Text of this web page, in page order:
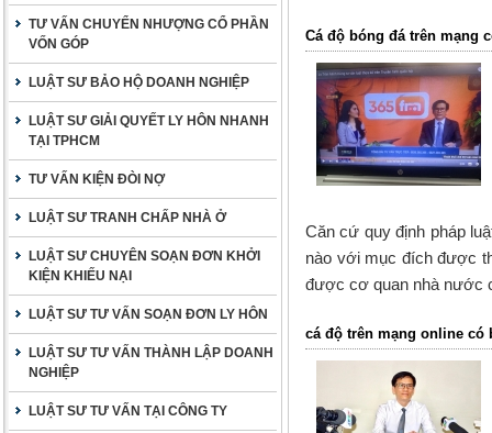
TƯ VẤN CHUYỂN NHƯỢNG CỔ PHẦN
VỐN GÓP
LUẬT SƯ BẢO HỘ DOANH NGHIỆP
LUẬT SƯ GIẢI QUYẾT LY HÔN NHANH
TẠI TPHCM
TƯ VẤN KIỆN ĐÒI NỢ
LUẬT SƯ TRANH CHẤP NHÀ Ở
LUẬT SƯ CHUYÊN SOẠN ĐƠN KHỞI
KIỆN KHIẾU NẠI
LUẬT SƯ TƯ VẤN SOẠN ĐƠN LY HÔN
LUẬT SƯ TƯ VẤN THÀNH LẬP DOANH
NGHIỆP
LUẬT SƯ TƯ VẤN TẠI CÔNG TY
Cá độ bóng đá trên mạng
Căn cứ quy định pháp
nào với mục đích được
được cơ quan nhà nước
cá độ trên mạng online